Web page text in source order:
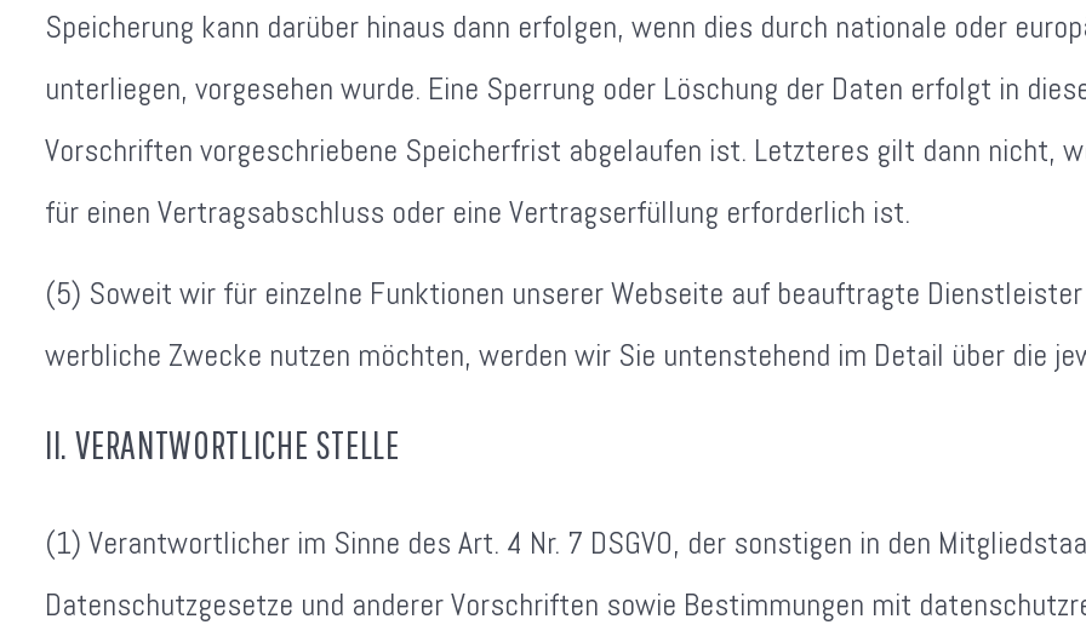
Speicherung kann darüber hinaus dann erfolgen, wenn dies durch nationale oder
unterliegen, vorgesehen wurde. Eine Sperrung oder Löschung der Daten erfolgt in
Vorschriften vorgeschriebene Speicherfrist abgelaufen ist. Letzteres gilt dann nicht,
für einen Vertragsabschluss oder eine Vertragserfüllung erforderlich ist.
(5) Soweit wir für einzelne Funktionen unserer Webseite auf beauftragte
werbliche Zwecke nutzen möchten, werden wir Sie untenstehend im Detail über die
II. VERANTWORTLICHE STELLE
(1) Verantwortlicher im Sinne des Art. 4 Nr. 7 DSGVO, der sonstigen in den
Datenschutzgesetze und anderer Vorschriften sowie Bestimmungen mit